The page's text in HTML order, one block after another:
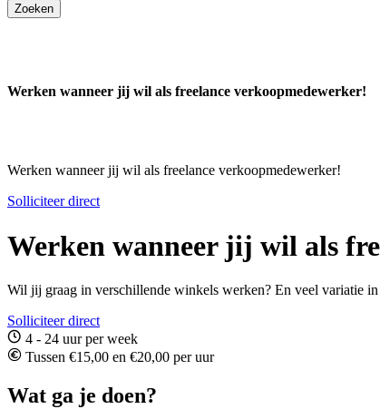
Werken wanneer jij wil als freelance verkoopmedewerker!
Werken wanneer jij wil als freelance verkoopmedewerker!
Solliciteer direct
Werken wanneer jij wil als
Wil jij graag in verschillende winkels werken? En veel variatie
Solliciteer direct
4 - 24 uur per week
Tussen €15,00 en €20,00 per uur
Wat ga je doen?